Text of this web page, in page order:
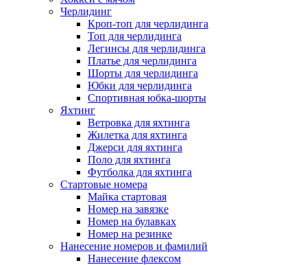
Черлидинг
Кроп-топ для черлидинга
Топ для черлидинга
Легинсы для черлидинга
Платье для черлидинга
Шорты для черлидинга
Юбки для черлидинга
Спортивная юбка-шорты
Яхтинг
Ветровка для яхтинга
Жилетка для яхтинга
Джерси для яхтинга
Поло для яхтинга
Футболка для яхтинга
Стартовые номера
Майка стартовая
Номер на завязке
Номер на булавках
Номер на резинке
Нанесение номеров и фамилий
Нанесение флексом